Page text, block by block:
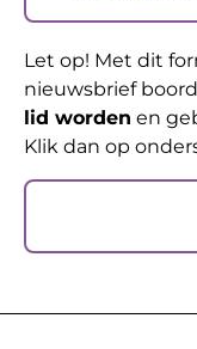
Let op! Met dit
nieuwsbrief
lid worden en
Klik dan op